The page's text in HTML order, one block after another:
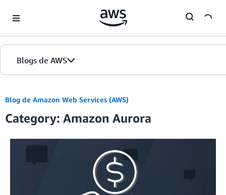
Blogs de AWS
Inicio
Ediciones
Blog de Amazon Web Services (AWS)
Category: Amazon Aurora